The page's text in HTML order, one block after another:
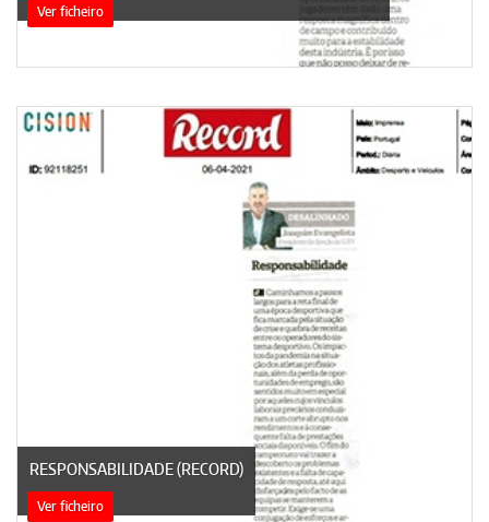
Ver ficheiro
RESPONSABILIDADE (RECORD)
Ver ficheiro